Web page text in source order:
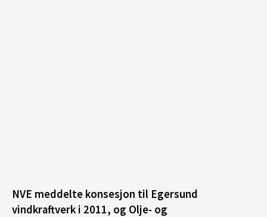
NVE meddelte konsesjon til Egersund
vindkraftverk i 2011, og Olje- og